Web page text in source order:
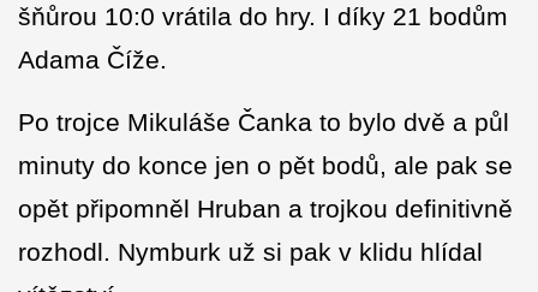
šňůrou 10:0 vrátila do hry. I díky 21 bodům
Adama Číže.
Po trojce Mikuláše Čanka to bylo dvě a půl
minuty do konce jen o pět bodů, ale pak se
opět připomněl Hruban a trojkou definitivně
rozhodl. Nymburk už si pak v klidu hlídal